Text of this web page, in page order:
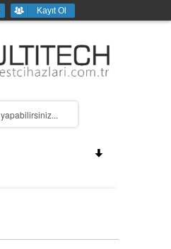
Kayıt Ol